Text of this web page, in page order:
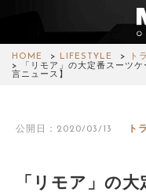
HOME LIFESTYLE
ト
「リモア」の大定番スーツ
言ニュース】
公開日：2020/03/13 ト
「リモア」の
FASHION
WATCH